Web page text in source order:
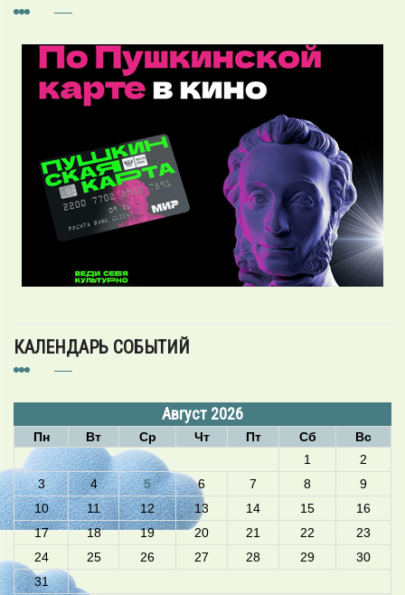
КАЛЕНДАРЬ СОБЫТИЙ
Август 2026
Пн Вт Ср Чт Пт Сб
Вс
1
2
3
4 5 6 7 8
9
10
11 12 13 14 15
16
17
18 19 20 21 22
23
24
25 26 27 28 29
30
31